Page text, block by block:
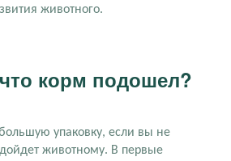
животного.
корм подошел?
большую упаковку, если вы не
животному. В первые